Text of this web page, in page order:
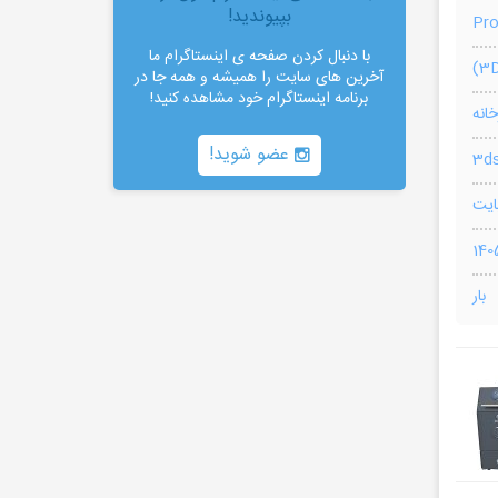
بار
بپیوندید!
با دنبال کردن صفحه ی اینستاگرام ما
آخرین های سایت را همیشه و همه جا در
برنامه اینستاگرام خود مشاهده کنید!
عضو شوید!